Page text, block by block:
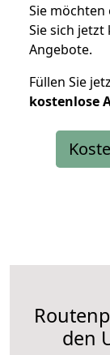
Sie möchten
Sie sich
Angebote.
Füllen Sie
kostenlose
den